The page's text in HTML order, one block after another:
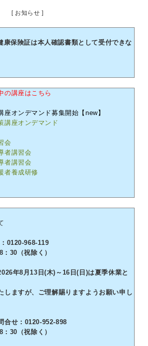
[ お知らせ ]
康保険証は本人確認書類として受付できな
の講座はこちら
座オンデマンド募集開始【new】
講座オンデマンド
会
者講習会
者講習会
者養成研修
0120-968-119
：30（祝除く）
年8月13日(木)～16日(日)は夏季休業と
ますが、ご理解賜りますようお願い申し
せ：0120-952-898
：30（祝除く）